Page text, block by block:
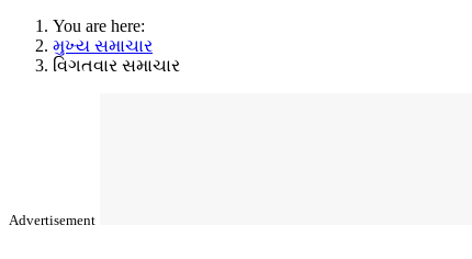
You are here:
મુખ્ય સમાચાર
વિગતવાર સમાચાર
Advertisement